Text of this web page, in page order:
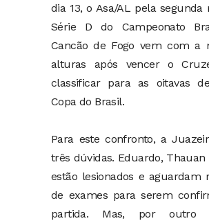
dia 13, o Asa/AL pela segunda
Série D do Campeonato
Cancão de Fogo vem com a
alturas após vencer o
classificar para as oitavas
Copa do Brasil.
Para este confronto, a
três dúvidas. Eduardo, Thauan
estão lesionados e aguardam
de exames para serem
partida. Mas, por outro